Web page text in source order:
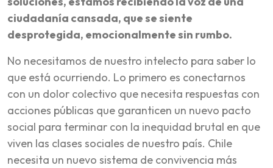
ciudadanía cansada, que se siente
desprotegida, emocionalmente sin rumbo.
No necesitamos de nuestro intelecto para saber lo
que está ocurriendo. Lo primero es conectarnos
con un dolor colectivo que necesita respuestas con
acciones públicas que garanticen un nuevo pacto
social para terminar con la inequidad brutal en que
viven las clases sociales de nuestro país. Chile
necesita un nuevo sistema de convivencia más